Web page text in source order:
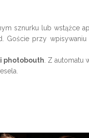
sznurku lub wstążce
Goście przy
photobouth . Z automatu